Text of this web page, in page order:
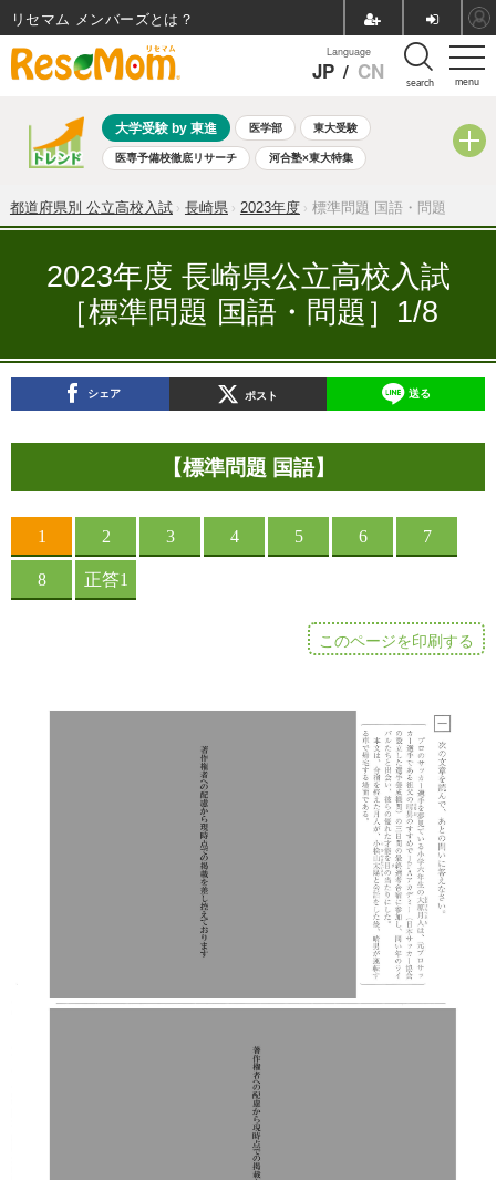
menu
Language
JP / CN search
大学受験 by 東進 医学部 東大受験
医専予備校徹底リサーチ 河合塾×東大特集
共通テスト 夏休み 8月開催学校説明会・相談会
自由研究教材（小学生向け） 自由研究教材（中学生向け）
ランキング
都道府県別 公立高校入試 長崎県 2023年度 標準問題 国語・問題
2023年度 長崎県公立高校入試
［標準問題 国語・問題］1/8
シェア ポスト 送る
【標準問題 国語】
このページを印刷する
リセマム メンバーズ